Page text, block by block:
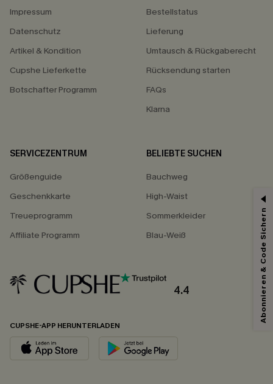
Impressum
Datenschutz
Artikel & Kondition
Cupshe Lieferkette
Botschafter Programm
Bestellstatus
Lieferung
Umtausch & Rückgaberecht
Rücksendung starten
FAQs
Klarna
SERVICEZENTRUM
Größenguide
Geschenkkarte
Treueprogramm
Affiliate Programm
BELIEBTE SUCHEN
Bauchweg
High-Waist
Sommerkleider
Blau-Weiß
4.4
CUPSHE-APP HERUNTERLADEN
Abonnieren & Code Sichern